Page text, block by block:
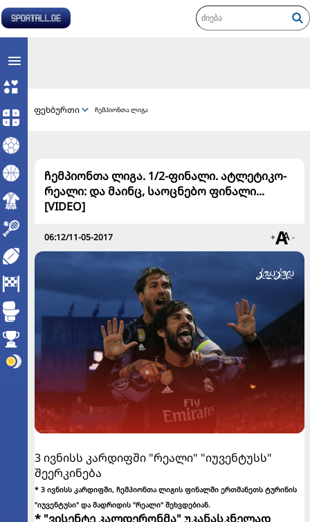
ფეხბურთი ჩემპიონთა ლიგა
ჩემპიონთა ლიგა. 1/2-ფინალი. ატლეტიკო-
რეალი: და მაინც, საოცნებო ფინალი...
[VIDEO]
06:12/11-05-2017 + -
3 ივნისს კარდიფში "რეალი" "იუვენტუსს"
შეერკინება
* 3 ივნისს კარდიფში, ჩემპიონთა ლიგის ფინალში ერთმანეთს ტურინის
"იუვენტუსი" და მადრიდის "რეალი" შეხვდებიან.
* "ვისენტე კალდერონმა" უკანასკნელად